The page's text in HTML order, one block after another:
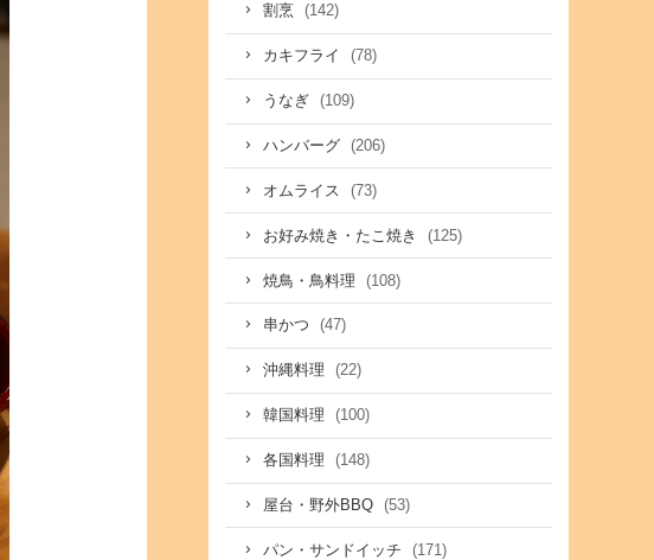
割烹 (142)
カキフライ (78)
うなぎ (109)
ハンバーグ (206)
オムライス (73)
お好み焼き・たこ焼き (125)
焼鳥・鳥料理 (108)
串かつ (47)
沖縄料理 (22)
韓国料理 (100)
各国料理 (148)
屋台・野外BBQ (53)
パン・サンドイッチ (171)